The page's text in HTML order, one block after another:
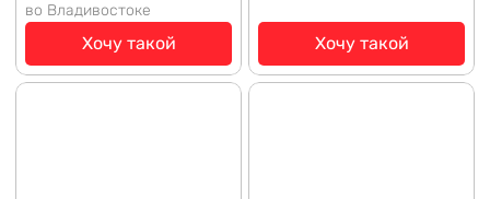
во Владивостоке
Хочу такой Хочу такой